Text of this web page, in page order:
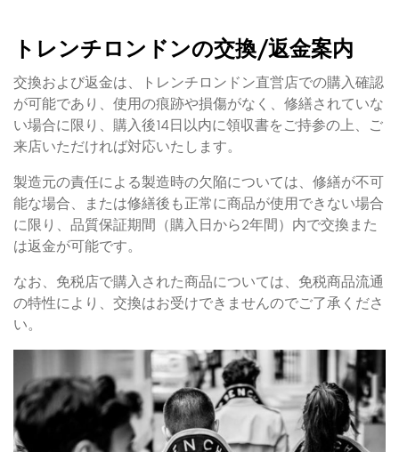
トレンチロンドンの交換/返金案内
交換および返金は、トレンチロンドン直営店での購入確認
が可能であり、使用の痕跡や損傷がなく、修繕されていな
い場合に限り、購入後14日以内に領収書をご持参の上、ご
来店いただければ対応いたします。
製造元の責任による製造時の欠陥については、修繕が不可
能な場合、または修繕後も正常に商品が使用できない場合
に限り、品質保証期間（購入日から2年間）内で交換また
は返金が可能です。
なお、免税店で購入された商品については、免税商品流通
の特性により、交換はお受けできませんのでご了承くださ
い。